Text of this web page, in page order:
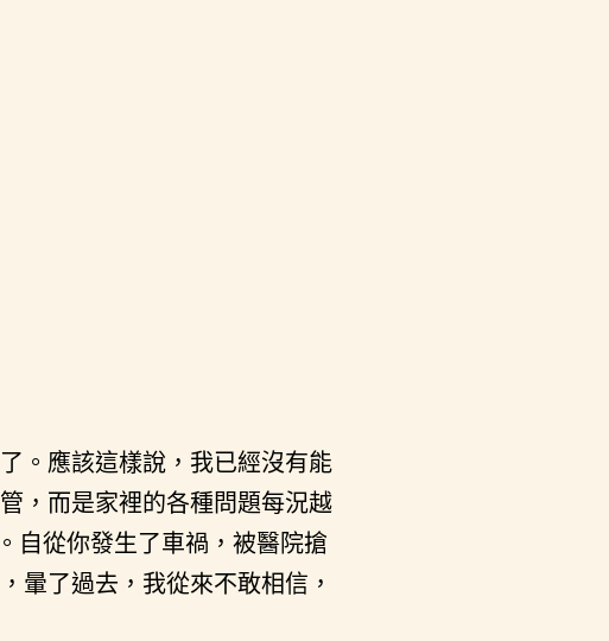
。應該這樣說，我已經沒有能
，而是家裡的各種問題每況越
自從你發生了車禍，被醫院搶
暈了過去，我從來不敢相信，